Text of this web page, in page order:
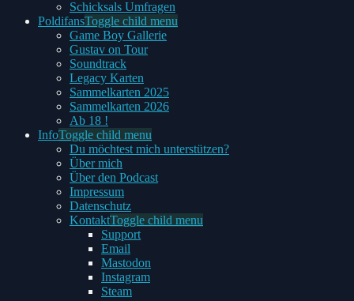
Schicksals Umfragen
PoldifansToggle child menu
Game Boy Gallerie
Gustav on Tour
Soundtrack
Legacy Karten
Sammelkarten 2025
Sammelkarten 2026
Ab 18 !
InfoToggle child menu
Du möchtest mich unterstützen?
Über mich
Über den Podcast
Impressum
Datenschutz
KontaktToggle child menu
Support
Email
Mastodon
Instagram
Steam